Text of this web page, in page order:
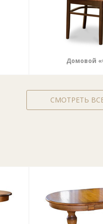
Домовой
СМОТРЕТЬ